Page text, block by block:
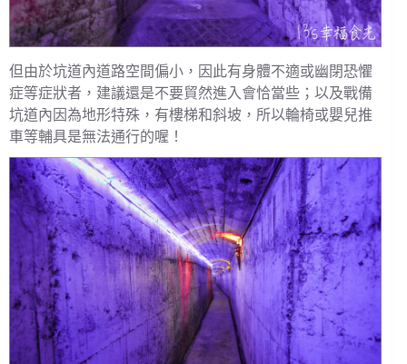
但由於坑道內道路空間偏小，因此有身體不適或幽閉恐懼
症等症狀者，建議還是不要貿然進入會恰當些；以及戰備
坑道內因為地形特殊，有樓梯和斜坡，所以輪椅或嬰兒推
車等輔具是無法通行的喔！